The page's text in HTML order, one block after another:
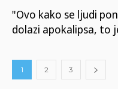
"Ovo kako se ljudi
dolazi apokalipsa, to
1 2 3